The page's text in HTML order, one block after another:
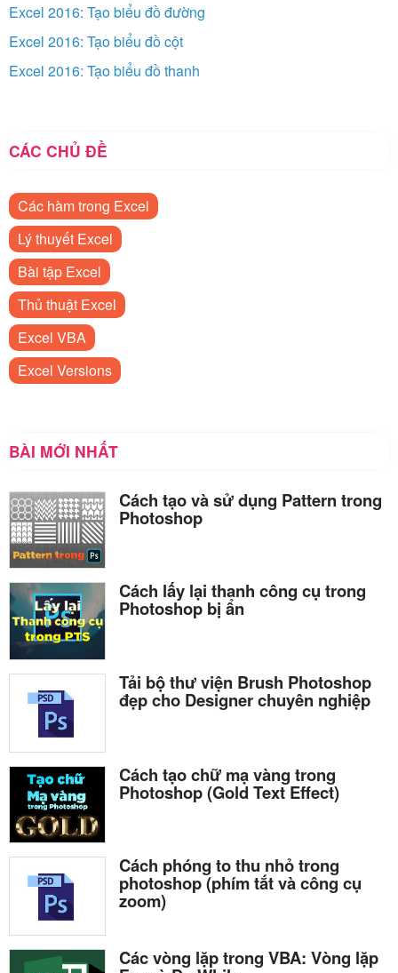
Excel 2016: Tạo biểu đồ đường
Excel 2016: Tạo biểu đồ cột
Excel 2016: Tạo biểu đồ thanh
CÁC CHỦ ĐỀ
Các hàm trong Excel
Lý thuyết Excel
Bài tập Excel
Thủ thuật Excel
Excel VBA
Excel Versions
BÀI MỚI NHẤT
Cách tạo và sử dụng Pattern trong
Photoshop
Cách lấy lại thanh công cụ trong
Photoshop bị ẩn
Tải bộ thư viện Brush Photoshop
đẹp cho Designer chuyên nghiệp
Cách tạo chữ mạ vàng trong
Photoshop (Gold Text Effect)
Cách phóng to thu nhỏ trong
photoshop (phím tắt và công cụ
zoom)
Các vòng lặp trong VBA: Vòng lặp